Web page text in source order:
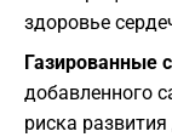
здоровье
Газированные
добавленного
риска